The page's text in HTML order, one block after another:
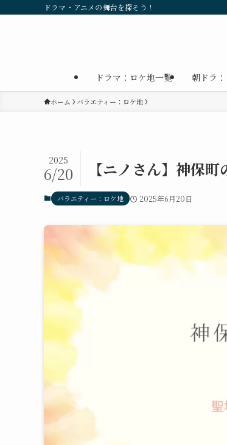
ドラマ・アニメの舞台を探そう！
ドラマ：ロケ地一覧 朝ドラ
ホーム バラエティー：ロケ地
【ニノさん】神保
2025
6/20
バラエティー：ロケ地 2025年6月20日